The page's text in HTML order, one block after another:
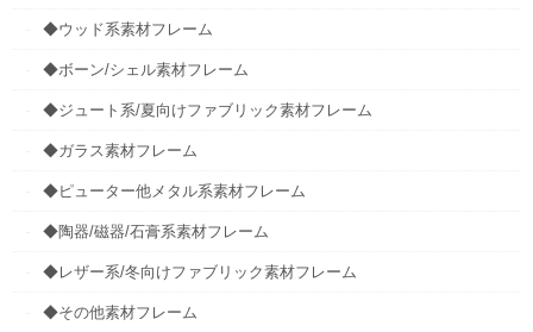
◆ウッド系素材フレーム
◆ボーン/シェル素材フレーム
◆ジュート系/夏向けファブリック素材フレーム
◆ガラス素材フレーム
◆ピューター他メタル系素材フレーム
◆陶器/磁器/石膏系素材フレーム
◆レザー系/冬向けファブリック素材フレーム
◆その他素材フレーム